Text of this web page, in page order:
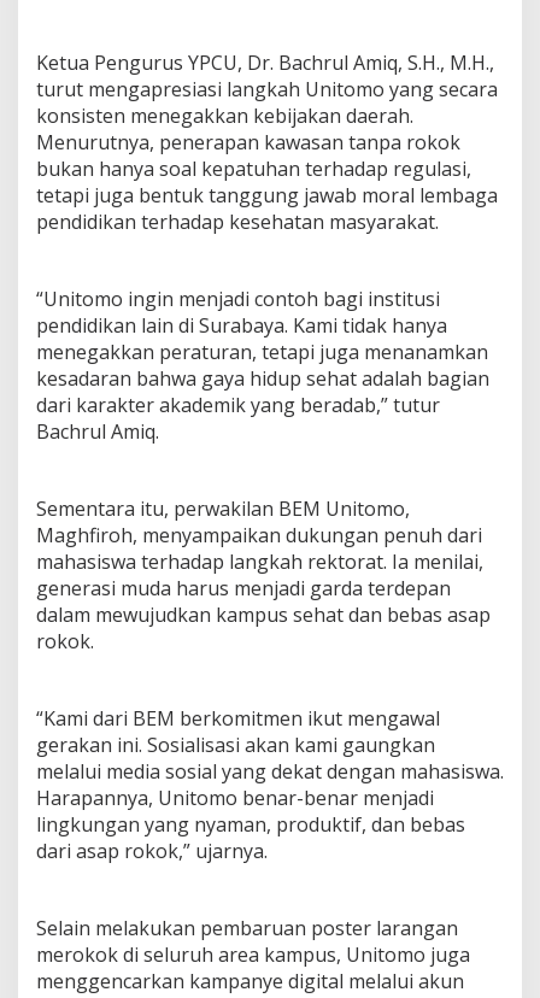
Ketua Pengurus YPCU, Dr. Bachrul Amiq, S.H., M.H.,
turut mengapresiasi langkah Unitomo yang secara
konsisten menegakkan kebijakan daerah.
Menurutnya, penerapan kawasan tanpa rokok
bukan hanya soal kepatuhan terhadap regulasi,
tetapi juga bentuk tanggung jawab moral lembaga
pendidikan terhadap kesehatan masyarakat.
“Unitomo ingin menjadi contoh bagi institusi
pendidikan lain di Surabaya. Kami tidak hanya
menegakkan peraturan, tetapi juga menanamkan
kesadaran bahwa gaya hidup sehat adalah bagian
dari karakter akademik yang beradab,” tutur
Bachrul Amiq.
Sementara itu, perwakilan BEM Unitomo,
Maghfiroh, menyampaikan dukungan penuh dari
mahasiswa terhadap langkah rektorat. Ia menilai,
generasi muda harus menjadi garda terdepan
dalam mewujudkan kampus sehat dan bebas asap
rokok.
“Kami dari BEM berkomitmen ikut mengawal
gerakan ini. Sosialisasi akan kami gaungkan
melalui media sosial yang dekat dengan mahasiswa.
Harapannya, Unitomo benar-benar menjadi
lingkungan yang nyaman, produktif, dan bebas
dari asap rokok,” ujarnya.
Selain melakukan pembaruan poster larangan
merokok di seluruh area kampus, Unitomo juga
menggencarkan kampanye digital melalui akun